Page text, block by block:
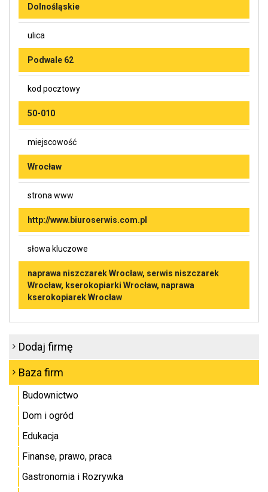
Dolnośląskie
ulica
Podwale 62
kod pocztowy
50-010
miejscowość
Wrocław
strona www
http://www.biuroserwis.com.pl
słowa kluczowe
naprawa niszczarek Wrocław, serwis niszczarek
Wrocław, kserokopiarki Wrocław, naprawa
kserokopiarek Wrocław
Dodaj firmę
Baza firm
Budownictwo
Dom i ogród
Edukacja
Finanse, prawo, praca
Gastronomia i Rozrywka